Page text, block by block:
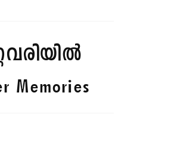
Memories